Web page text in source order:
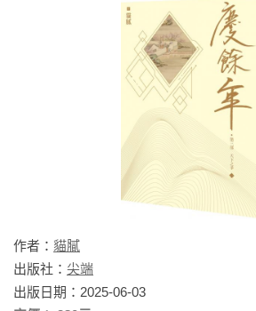
作者： 貓膩
出版社： 尖端
出版日期：2025-06-03